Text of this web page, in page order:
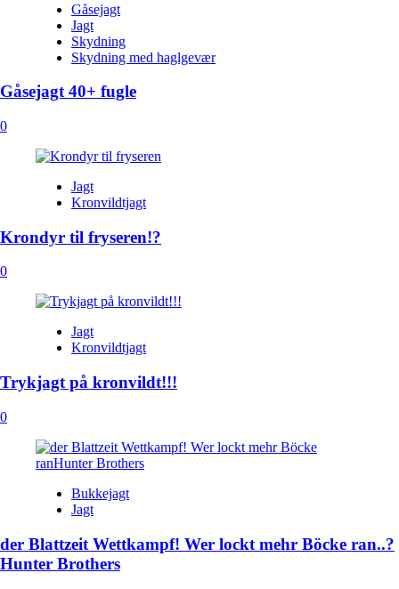
Gåsejagt
Jagt
Skydning
Skydning med haglgevær
Gåsejagt 40+ fugle
0
Jagt
Kronvildtjagt
Krondyr til fryseren!?
0
Jagt
Kronvildtjagt
Trykjagt på kronvildt!!!
0
Bukkejagt
Jagt
der Blattzeit Wettkampf! Wer lockt mehr Böcke ran..?
Hunter Brothers